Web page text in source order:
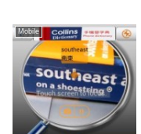
Mobile